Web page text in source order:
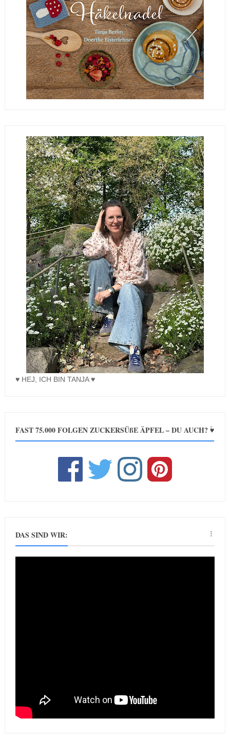
♥ HEJ, ICH BIN TANJA ♥
FAST 75.000 FOLGEN ZUCKERSÜßE ÄPFEL – DU AUCH? ♥
DAS SIND WIR: